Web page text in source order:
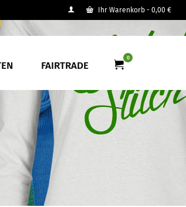
Ihr Warenkorb - 0,00 €
FAIRTRADE
0